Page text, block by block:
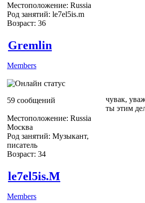
Местоположение: Russia
Род занятий: le7el5is.m
Возраст: 36
Gremlin
Members
59 сообщений
Местоположение: Russia
Москва
Род занятий: Музыкант,
писатель
Возраст: 34
чувак,
ты этим
le7el5is.M
Members